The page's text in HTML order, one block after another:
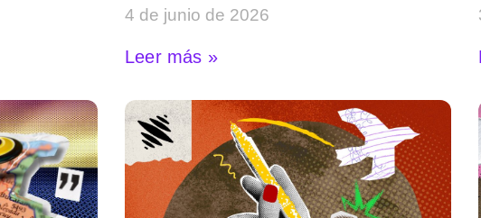
4 de junio de 2026
Leer más »